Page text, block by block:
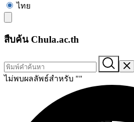
ไทย
สืบค้น Chula.ac.th
ไม่พบผลลัพธ์สำหรับ ""